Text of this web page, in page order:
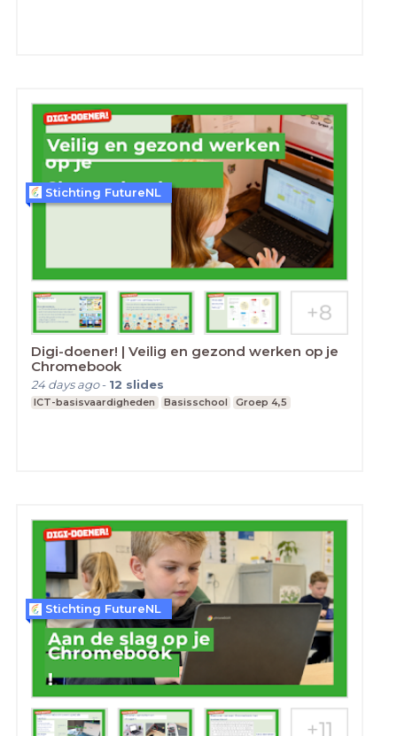
Digi-doener! | Veilig en gezond werken op je
Chromebook
24 days ago- 12 slides
ICT-basisvaardigheden Basisschool Groep 4,5
Stichting FutureNL
Stichting FutureNL